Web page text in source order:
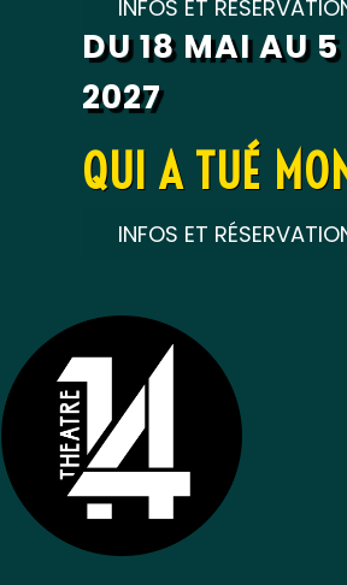
INFOS ET
DU 18 MAI AU
2027
QUI A TUÉ
INFOS ET